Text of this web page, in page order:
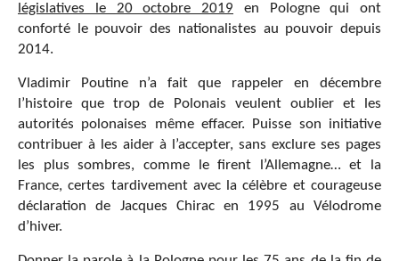
législatives le 20 octobre 2019 en Pologne qui ont
conforté le pouvoir des nationalistes au pouvoir depuis
2014.
Vladimir Poutine n’a fait que rappeler en décembre
l’histoire que trop de Polonais veulent oublier et les
autorités polonaises même effacer. Puisse son initiative
contribuer à les aider à l’accepter, sans exclure ses pages
les plus sombres, comme le firent l’Allemagne… et la
France, certes tardivement avec la célèbre et courageuse
déclaration de Jacques Chirac en 1995 au Vélodrome
d’hiver.